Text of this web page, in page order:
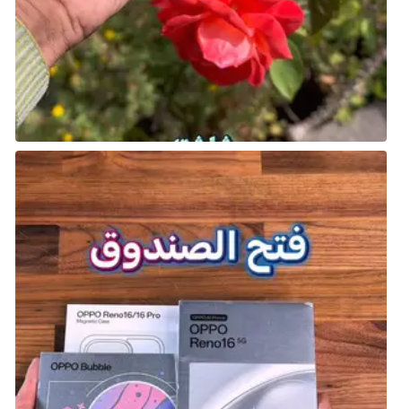
تحتوي اللعبة على الكثير من النصوص، لكن تم توفير ترجمة
إنجليزية من خلال تعديلات المعجبين. رغم أنها ليست أضخم
ألعاب الحفلات (party game) على NES، إلا أنها تقدم تجربة
ممتعة لمحبي شخصية Mega Man.
شارك هذه الصفحة عبر